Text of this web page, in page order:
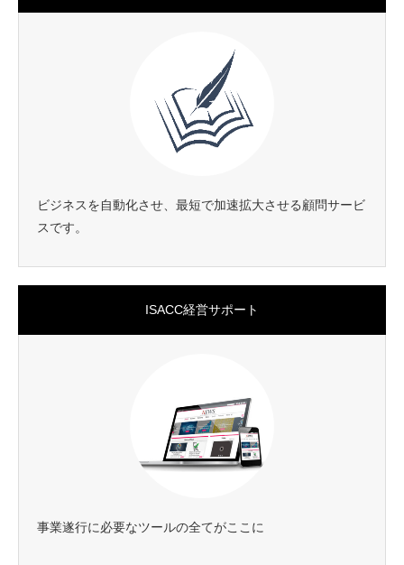
ビジネスを自動化させ、最短で加速拡大させる顧問サービ
スです。
ISACC経営サポート
事業遂行に必要なツールの全てがここに